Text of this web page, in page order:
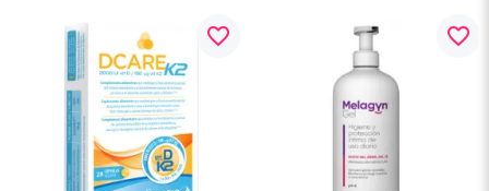
favorite_border favorite_border